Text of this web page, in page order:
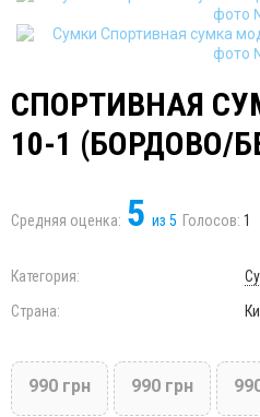
СПОРТИВНАЯ
10-1 (БОРДОВО/
Средняя оценка: 5 из 5 Голосов: 1
Категория:
Страна:
990 грн 990 грн